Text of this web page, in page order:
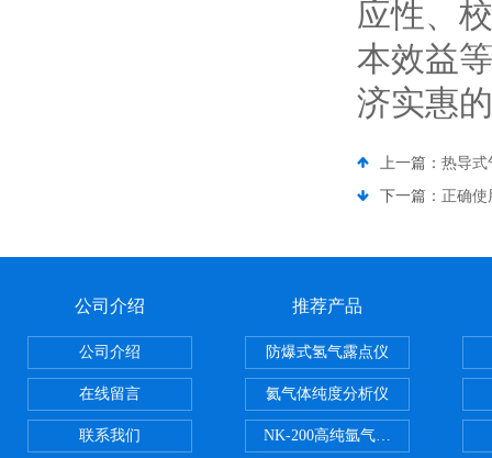
应性、
本效益
济实惠
上一篇： 热导式
下一篇： 正确使
公司介绍
公司介绍
在线留言
联系我们
推荐产品
防爆式氢气露点仪
氦气体纯度分析仪
NK-200高纯氩气纯度分析仪